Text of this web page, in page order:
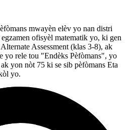
mwayèn elèv yo nan distri
ofisyèl matematik yo, ki gen
Assessment (klas 3-8), ak
yo rele tou "Endèks Pèfòmans", yo
yon nòt 75 ki se sib pèfòmans Eta
yo.